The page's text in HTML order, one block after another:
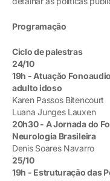
Programação
Ciclo de palestras
24/10
19h - Atuação
adulto idoso
Karen Passos Bitencourt
Luana Junges Lauxen
20h30 - A Jornada do
Neurologia Brasileira
Denis Soares Navarro
25/10
19h - Estruturação das